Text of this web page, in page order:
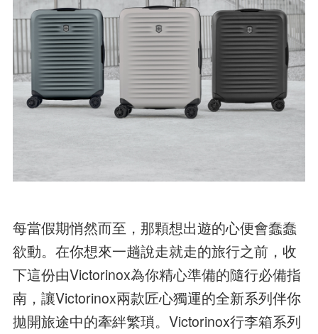
每當假期悄然而至，那顆想出遊的心便會蠢蠢
欲動。在你想來一趟說走就走的旅行之前，收
下這份由Victorinox為你精心準備的隨行必備指
南，讓Victorinox兩款匠心獨運的全新系列伴你
拋開旅途中的牽絆繁瑣。Victorinox行李箱系列